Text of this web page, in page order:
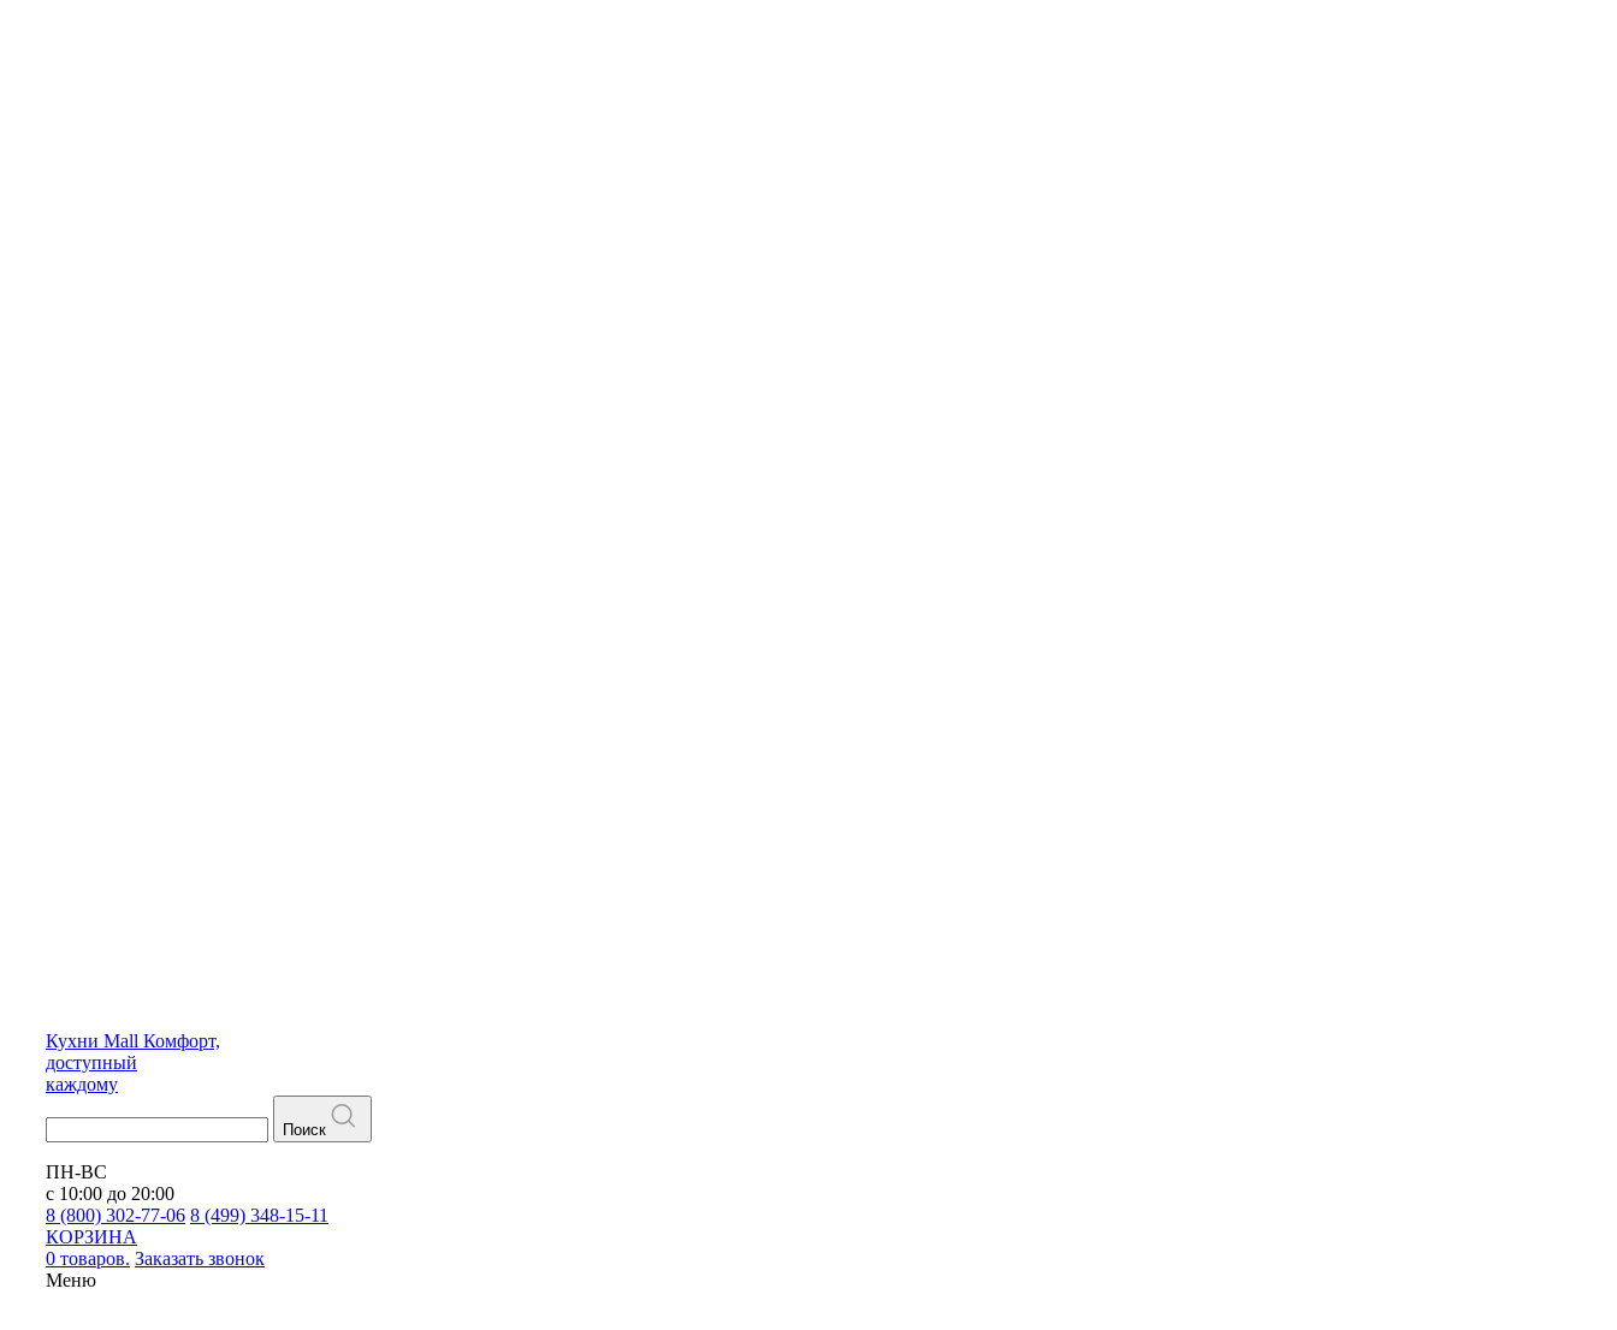
Кухни Mall Комфорт,
доступный
каждому
Поиск
ПН-ВС
с 10:00 до 20:00
8 (800) 302-77-06 8 (499) 348-15-11
КОРЗИНА
0 товаров. Заказать звонок
Меню